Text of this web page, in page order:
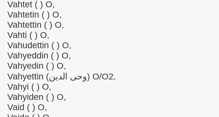
Vahtet ( ) O,
Vahtetin ( ) O,
Vahtettin ( ) O,
Vahti ( ) O,
Vahudettin ( ) O,
Vahyeddin ( ) O,
Vahyedin ( ) O,
Vahyettin (وحی الدین) O/O2,
Vahyi ( ) O,
Vahyiden ( ) O,
Vaid ( ) O,